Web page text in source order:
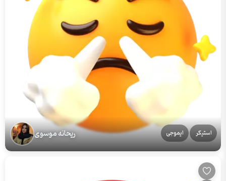
استیکر ایموجی ریحانه موسوی